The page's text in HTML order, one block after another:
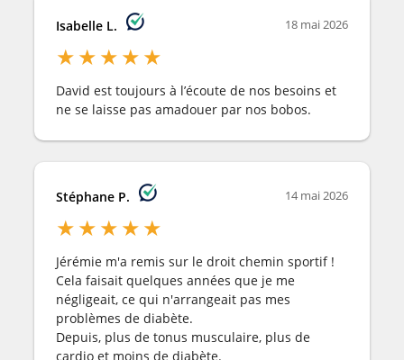
Isabelle L. 18 mai 2026
★★★★★
David est toujours à l’écoute de nos besoins et
ne se laisse pas amadouer par nos bobos.
Stéphane P. 14 mai 2026
★★★★★
Jérémie m'a remis sur le droit chemin sportif !
Cela faisait quelques années que je me
négligeait, ce qui n'arrangeait pas mes
problèmes de diabète.
Depuis, plus de tonus musculaire, plus de
cardio et moins de diabète.